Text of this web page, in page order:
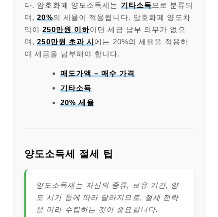
다. 암호화폐 양도소득세는 기타소득으로 분류되
며,20%의 세율이 적용됩니다. 암호화폐 양도차
익이250만원 이하이면 세금 납부 의무가 없으
며,250만원 초과 시 에는 20%의 세율을 적용하
여 세금을 납부해야 합니다.
매도가액 – 매수 가격
기타소득
20% 세율
양도소득세 절세 팁
양도소득세는 자산의 종류, 보유 기간, 양
도 시기 등에 따라 달라지므로, 절세 전략
을 미리 수립하는 것이 중요합니다.